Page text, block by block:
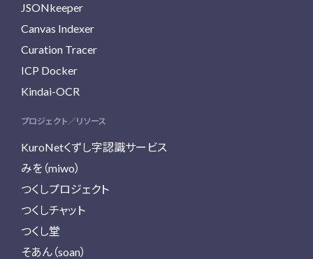
JSONkeeper
Canvas Indexer
Curation Tracer
ICP Docker
Kindai-OCR
プロジェクト／リソース
KuroNetくずし字認識サービス
みを（miwo）
つくしプロジェクト
つくしチャット
つくし堂
そあん（soan）